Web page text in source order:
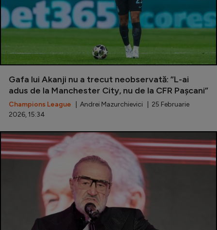
Gafa lui Akanji nu a trecut neobservată: ”L-ai
adus de la Manchester City, nu de la CFR Pașcani”
Champions League | Andrei Mazurchievici | 25 Februarie
2026, 15:34